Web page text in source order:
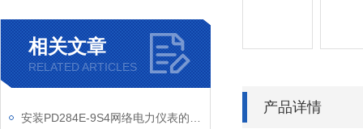
相关文章
RELATED ARTICLES
产品详情